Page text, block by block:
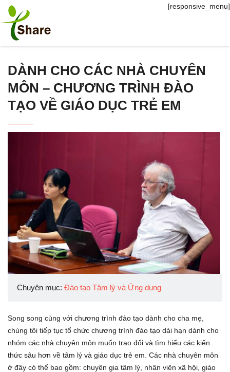
[responsive_menu]
DÀNH CHO CÁC NHÀ CHUYÊN
MÔN – CHƯƠNG TRÌNH ĐÀO
TẠO VỀ GIÁO DỤC TRẺ EM
Chuyên mục: Đào tạo Tâm lý và Ứng dụng
Song song cùng với chương trình đào tạo dành cho cha mẹ,
chúng tôi tiếp tục tổ chức chương trình đào tạo dài hạn dành cho
nhóm các nhà chuyên môn muốn trao đổi và tìm hiểu các kiến
thức sâu hơn về tâm lý và giáo dục trẻ em. Các nhà chuyên môn
ở đây có thể bao gồm: chuyên gia tâm lý, nhân viên xã hội, giáo